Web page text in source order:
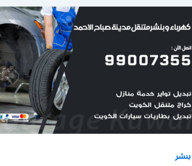
بنشر